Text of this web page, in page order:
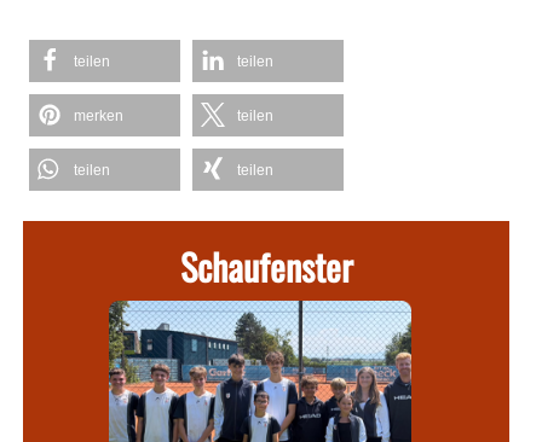
teilen teilen
merken teilen
teilen teilen
Schaufenster